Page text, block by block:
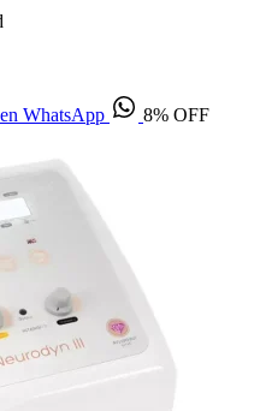
WhatsApp 8% OFF